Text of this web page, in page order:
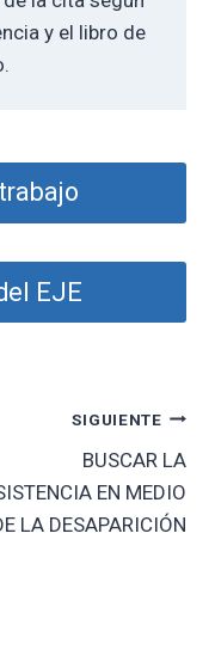
y el libro de
EJE
SIGUIENTE
BUSCAR LA
EN MEDIO
LA DESAPARICIÓN